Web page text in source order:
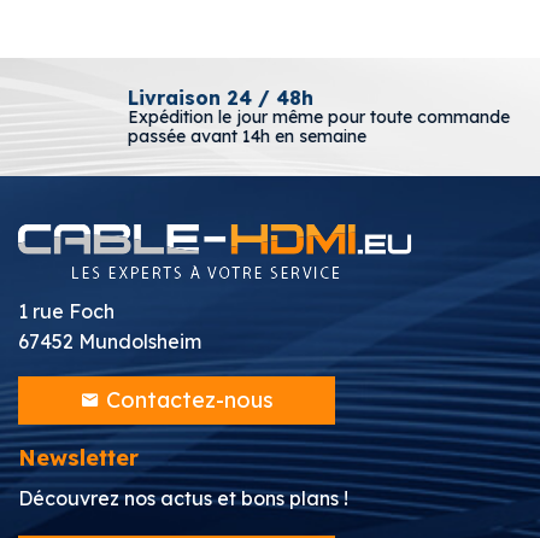
Livraison 24 / 48h
Expédition le jour même pour toute commande
passée avant 14h en semaine
1 rue Foch
67452 Mundolsheim
Contactez-nous
Newsletter
Découvrez nos actus et bons plans !